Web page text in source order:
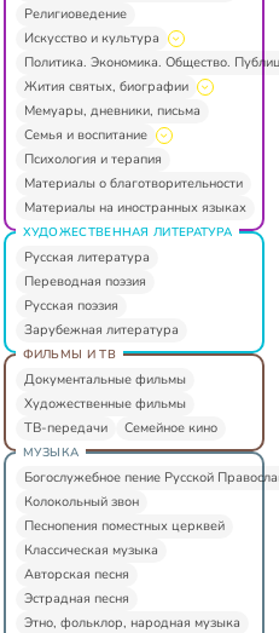
Религиоведение
Искусство и культура
Политика. Экономика. Общество.
Жития святых, биографии
Мемуары, дневники, письма
Семья и воспитание
Психология и терапия
Материалы о благотворительности
Материалы на иностранных языках
ХУДОЖЕСТВЕННАЯ ЛИТЕРАТУРА
Русская литература
Переводная поэзия
Русская поэзия
Зарубежная литература
ФИЛЬМЫ И ТВ
Документальные фильмы
Художественные фильмы
ТВ-передачи
Семейное кино
МУЗЫКА
Богослужебное пение Русской
Колокольный звон
Песнопения поместных церквей
Классическая музыка
Авторская песня
Эстрадная песня
Этно, фольклор, народная музыка